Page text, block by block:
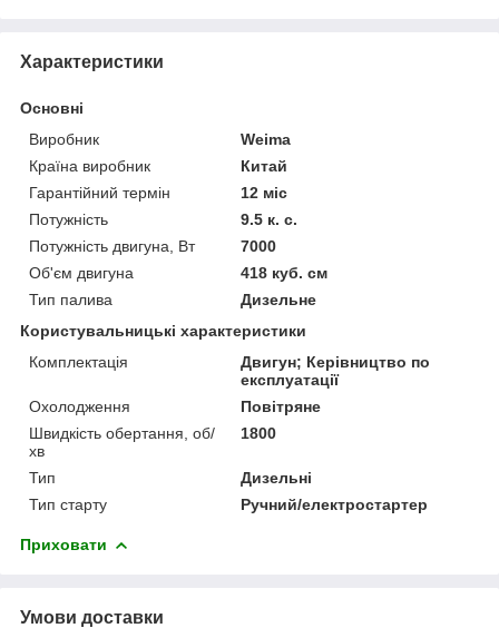
Характеристики
Основні
Виробник
Weima
Країна виробник
Китай
Гарантійний термін
12 міс
Потужність
9.5 к. с.
Потужність двигуна, Вт
7000
Об'єм двигуна
418 куб. см
Тип палива
Дизельне
Користувальницькі характеристики
Комплектація
Двигун; Керівництво по
експлуатації
Охолодження
Повітряне
Швидкість обертання, об/
хв
1800
Тип
Дизельні
Тип старту
Ручний/електростартер
Приховати
Умови доставки